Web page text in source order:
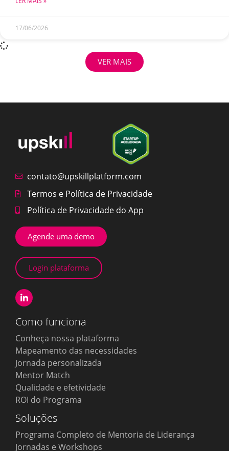
17/06/2026
VER MAIS
contato@upskillplatform.com
Termos e Política de Privacidade
Política de Privacidade do App
Agende uma demo
Login plataforma
Como funciona
Conheça nossa plataforma
Mapeamento das necessidades
Jornada personalizada
Mentor Match
Qualidade e efetividade
ROI do Programa
Soluções
Programa Completo de Mentoria de Liderança
Jornadas e Workshops